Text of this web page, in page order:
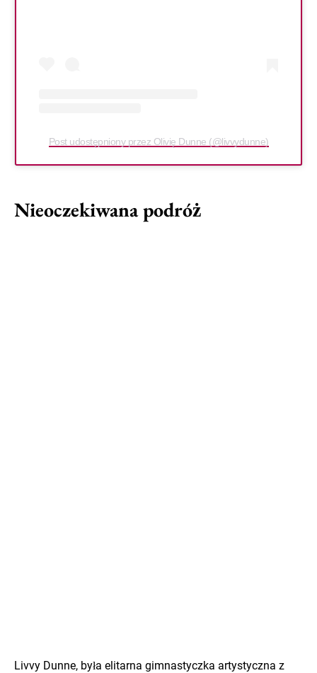
Post udostępniony przez Olivię Dunne (@livvydunne)
Nieoczekiwana podróż
Livvy Dunne, była elitarna gimnastyczka artystyczna z